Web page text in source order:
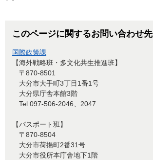
このページに関するお問い合わせ先
国際政策課
【海外戦略班・多文化共生推進班】
〒870-8501
大分市大手町3丁目1番1号
大分県庁舎本館3階
Tel 097-506-2046、2047
【パスポート班】
〒870-8504
大分市荷揚町2番31号
大分市役所本庁舎地下1階